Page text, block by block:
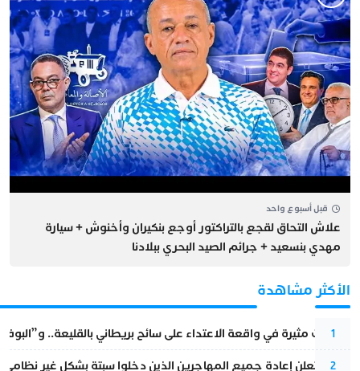
قبل أسبوع واحد
علاش التحاق لقجع بالتراكتور أوجع بنكيران وأخنوش + سيارة
مهدي بنسعيد + جرائم الصيد البحري ببلادنا
الأكثر مشاهدة
1
تطورات مثيرة في واقعة الاعتداء على سائح بريطاني بالقليعة..
2
إسبانيا تعلن إعادة جميع المهاجرين الذين دخلوا سبتة بشكل غير